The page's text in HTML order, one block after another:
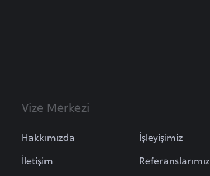
Vize Merkezi
Hakkımızda
İletişim
İşleyişimiz
Referanslarımız